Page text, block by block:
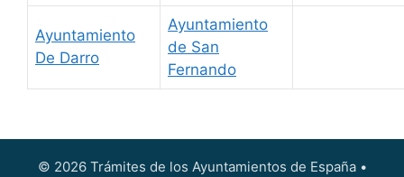
Ayuntamiento
De Darro
Ayuntamiento
de San
Fernando
© 2026 Trámites de los Ayuntamientos de España•